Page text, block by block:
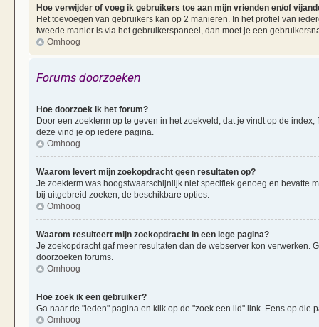
Hoe verwijder of voeg ik gebruikers toe aan mijn vrienden en/of
Het toevoegen van gebruikers kan op 2 manieren. In het profiel van
tweede manier is via het gebruikerspaneel, dan moet je een
Omhoog
Forums doorzoeken
Hoe doorzoek ik het forum?
Door een zoekterm op te geven in het zoekveld, dat je vindt op de
deze vind je op iedere pagina.
Omhoog
Waarom levert mijn zoekopdracht geen resultaten op?
Je zoekterm was hoogstwaarschijnlijk niet specifiek genoeg en bevatte
bij uitgebreid zoeken, de beschikbare opties.
Omhoog
Waarom resulteert mijn zoekopdracht in een lege pagina?
Je zoekopdracht gaf meer resultaten dan de webserver kon verwerken.
doorzoeken forums.
Omhoog
Hoe zoek ik een gebruiker?
Ga naar de "leden" pagina en klik op de "zoek een lid" link. Eens op die
Omhoog